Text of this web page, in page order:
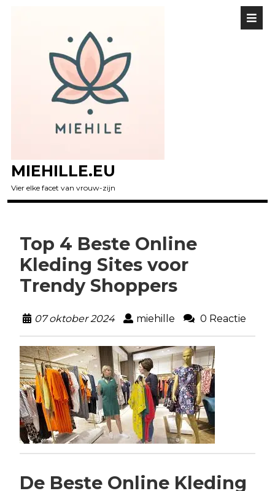
MIEHILLE.EU
Vier elke facet van vrouw-zijn
Top 4 Beste Online
Kleding Sites voor
Trendy Shoppers
07 oktober 2024 miehille 0 Reactie
De Beste Online Kleding